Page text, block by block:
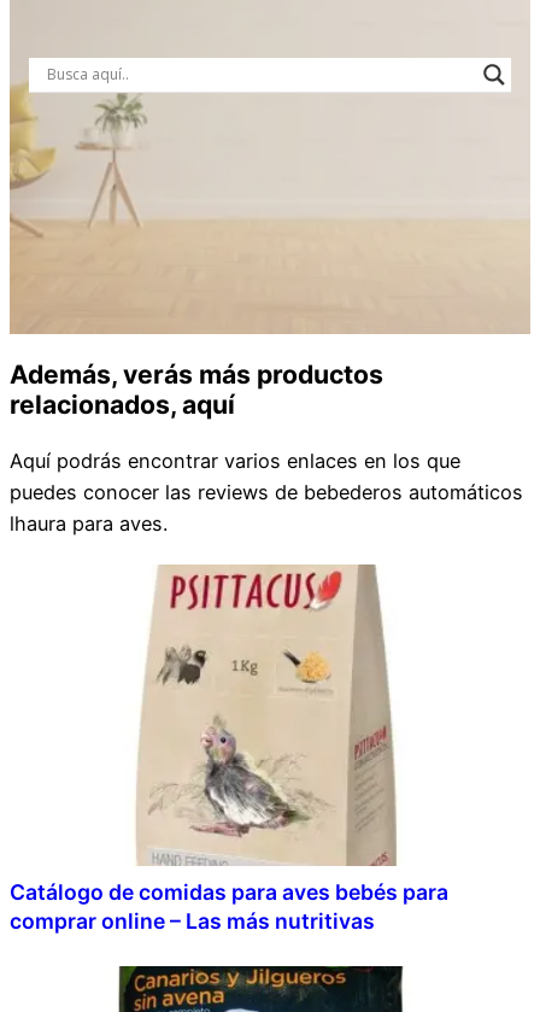
Además, verás más productos
relacionados, aquí
Aquí podrás encontrar varios enlaces en los que
puedes conocer las reviews de bebederos automáticos
lhaura para aves.
Catálogo de comidas para aves bebés para
comprar online – Las más nutritivas